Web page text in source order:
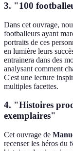
3. "100
Dans cet ouvrage,
footballeurs ayant
portraits de ces
en lumière leurs
entrainera dans des
analysant comment
C'est une lecture
multiples facettes.
4. "Histoires
exemplaires"
Cet ouvrage de
recenser les héros du